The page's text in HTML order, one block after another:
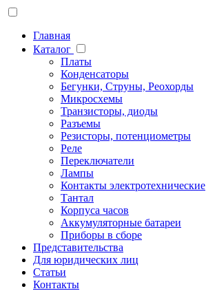
Главная
Каталог
Платы
Конденсаторы
Бегунки, Струны, Реохорды
Микросхемы
Транзисторы, диоды
Разъемы
Резисторы, потенциометры
Реле
Переключатели
Лампы
Контакты электротехнические
Тантал
Корпуса часов
Аккумуляторные батареи
Приборы в сборе
Представительства
Для юридических лиц
Статьи
Контакты